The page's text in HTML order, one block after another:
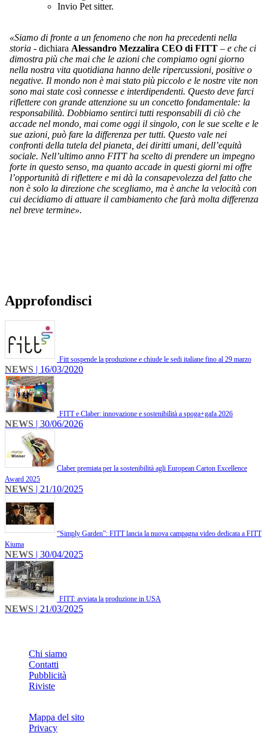
Invio Pet sitter.
«Siamo di fronte a un fenomeno che non ha precedenti nella
storia - dichiara Alessandro Mezzalira CEO di FITT – e che ci
dimostra più che mai che le azioni che compiamo ogni giorno
nella nostra vita quotidiana hanno delle ripercussioni, positive o
negative. Il mondo non è mai stato più piccolo e le nostre vite non
sono mai state così connesse e interdipendenti. Questo deve farci
riflettere con grande attenzione su un concetto fondamentale: la
responsabilità. Dobbiamo sentirci tutti responsabili di ciò che
accade nel mondo, mai come oggi il singolo, con le sue scelte e le
sue azioni, può fare la differenza per tutti. Questo vale nei
confronti della tutela del pianeta, dei diritti umani, dell’equità
sociale. Nell’ultimo anno FITT ha scelto di prendere un impegno
forte in questo senso, ma quanto accade in questi giorni mi offre
l’opportunità di riflettere e mi dà la consapevolezza del fatto che
non è solo la direzione che scegliamo, ma è anche la velocità con
cui decidiamo di attuare il cambiamento che farà molta differenza
nel breve termine».
Approfondisci
Fitt sospende la produzione e chiude le sedi italiane fino al 29 marzo
NEWS | 16/03/2020
FITT e Claber: innovazione e sostenibilità a spoga+gafa 2026
NEWS | 30/06/2026
​Claber premiata per la sostenibilità agli European Carton Excellence
Award 2025
NEWS | 21/10/2025
​“Simply Garden”: FITT lancia la nuova campagna video dedicata a FITT
Kiuma
NEWS | 30/04/2025
FITT: avviata la produzione in USA
NEWS | 21/03/2025
Chi siamo
Contatti
Pubblicità
Riviste
Mappa del sito
Privacy